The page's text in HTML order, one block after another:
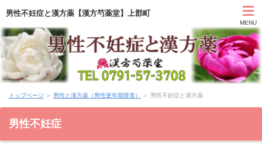
男性不妊症と漢方薬【漢方芍薬堂】上郡町
MENU
HOME
カウンセリング
トップページ ＞ 男性と漢方薬（男性更年期障害） ＞ 男性不妊症と漢方薬
男性不妊症